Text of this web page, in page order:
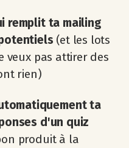
remplit ta mailing
(et les lots
veux pas attirer des
rien)
ta
d'un quiz
produit à la